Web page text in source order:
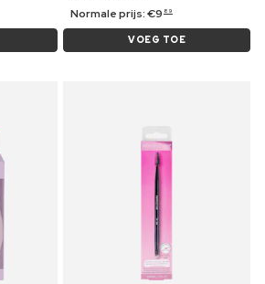
Normale prijs:€9 89
VOEG TOE